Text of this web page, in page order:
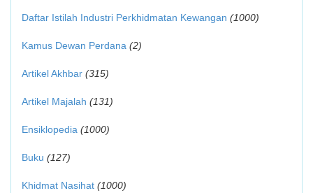
Daftar Istilah Industri Perkhidmatan Kewangan (1000)
Kamus Dewan Perdana (2)
Artikel Akhbar (315)
Artikel Majalah (131)
Ensiklopedia (1000)
Buku (127)
Khidmat Nasihat (1000)